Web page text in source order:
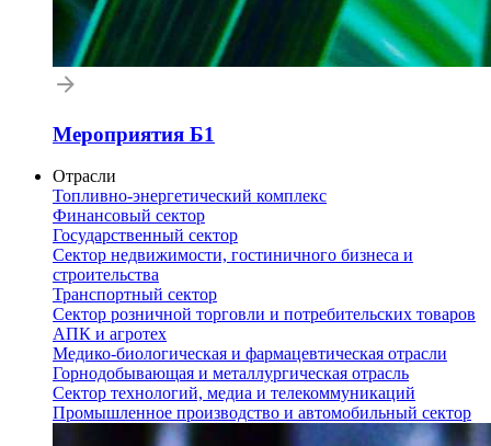
Мероприятия Б1
Отрасли
Топливно-энергетический комплекс
Финансовый сектор
Государственный сектор
Сектор недвижимости, гостиничного бизнеса и
строительства
Транспортный сектор
Сектор розничной торговли и потребительских товаров
АПК и агротех
Медико-биологическая и фармацевтическая отрасли
Горнодобывающая и металлургическая отрасль
Сектор технологий, медиа и телекоммуникаций
Промышленное производство и автомобильный сектор